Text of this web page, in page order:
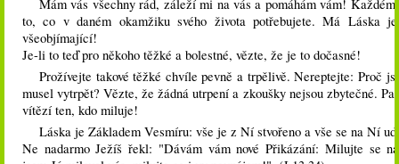
Mám vás všechny rád, záleží mi na vás a pomáhám vám!
to, co v daném okamžiku svého života potřebujete. Má Láska
všeobjímající!
Je-li to teď pro někoho těžké a bolestné, vězte, že je to dočasné!
Prožívejte takové těžké chvíle pevně a trpělivě. Nereptejte: Proč
musel vytrpět? Vězte, že žádná utrpení a zkoušky nejsou zbytečné.
vítězí ten, kdo miluje!
Láska je Základem Vesmíru: vše je z Ní stvořeno a vše se na Ní
Ne nadarmo Ježíš řekl: "Dávám vám nové Přikázání: Milujte se